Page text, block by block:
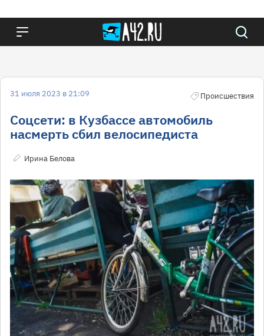
31 июля 2023 в 21:09 Происшествия
Соцсети: в Кузбассе автомобиль
насмерть сбил велосипедиста
Ирина Белова